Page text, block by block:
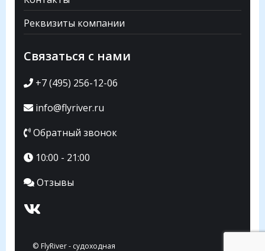
Реквизиты компании
Связаться с нами
+7 (495) 256-12-06
info@flyriver.ru
Обратный звонок
10:00 - 21:00
Отзывы
© FlyRiver - судоходная